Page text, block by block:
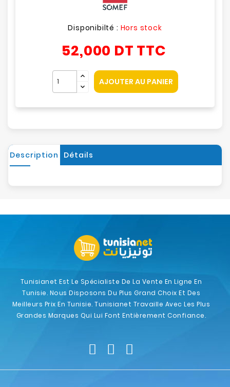
Disponibilté : Hors stock
52,000 DT TTC
AJOUTER AU PANIER
Description Détails
Tunisianet Est Le Spécialiste De La Vente En Ligne En
Tunisie. Nous Disposons Du Plus Grand Choix Et Des
Meilleurs Prix En Tunisie. Tunisianet Travaille Avec Les Plus
Grandes Marques Qui Lui Font Entièrement Confiance.